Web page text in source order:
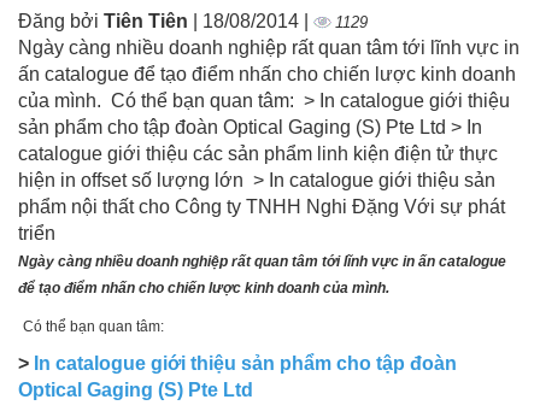
Đăng bởi Tiên Tiên | 18/08/2014 | 1129
Ngày càng nhiều doanh nghiệp rất quan tâm tới lĩnh vực in
ấn catalogue để tạo điểm nhấn cho chiến lược kinh doanh
của mình. Có thể bạn quan tâm: > In catalogue giới thiệu
sản phẩm cho tập đoàn Optical Gaging (S) Pte Ltd > In
catalogue giới thiệu các sản phẩm linh kiện điện tử thực
hiện in offset số lượng lớn > In catalogue giới thiệu sản
phẩm nội thất cho Công ty TNHH Nghi Đặng Với sự phát
triển
Ngày càng nhiều doanh nghiệp rất quan tâm tới lĩnh vực in ấn catalogue
để tạo điểm nhấn cho chiến lược kinh doanh của mình.
Có thể bạn quan tâm:
> In catalogue giới thiệu sản phẩm cho tập đoàn
Optical Gaging (S) Pte Ltd